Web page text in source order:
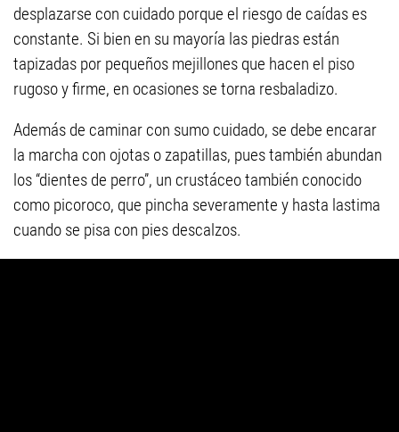
desplazarse con cuidado porque el riesgo de caídas es
constante. Si bien en su mayoría las piedras están
tapizadas por pequeños mejillones que hacen el piso
rugoso y firme, en ocasiones se torna resbaladizo.
Además de caminar con sumo cuidado, se debe encarar
la marcha con ojotas o zapatillas, pues también abundan
los “dientes de perro”, un crustáceo también conocido
como picoroco, que pincha severamente y hasta lastima
cuando se pisa con pies descalzos.